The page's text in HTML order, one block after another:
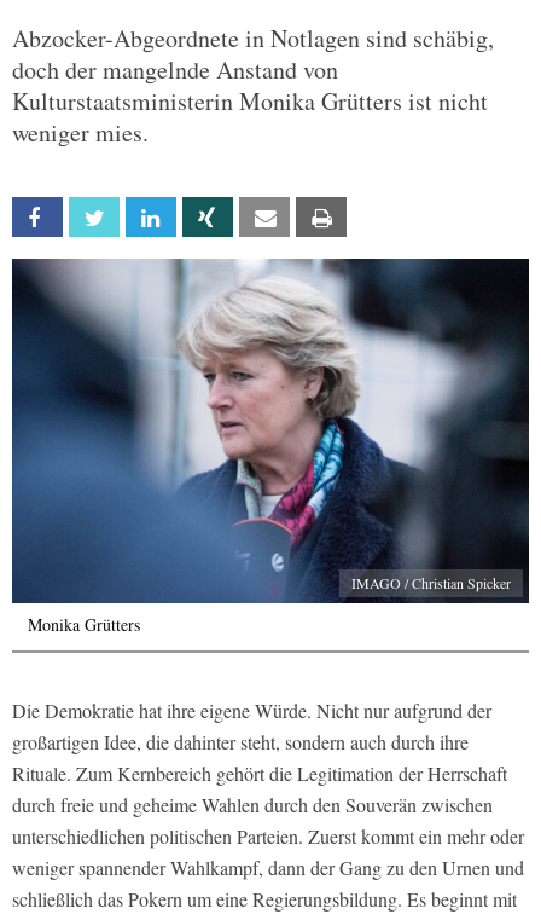
Abzocker-Abgeordnete in Notlagen sind schäbig,
doch der mangelnde Anstand von
Kulturstaatsministerin Monika Grütters ist nicht
weniger mies.
Facebook Twitter Linkedin Xing Email
IMAGO / Christian Spicker
Monika Grütters
Die Demokratie hat ihre eigene Würde. Nicht nur aufgrund der
großartigen Idee, die dahinter steht, sondern auch durch ihre
Rituale. Zum Kernbereich gehört die Legitimation der Herrschaft
durch freie und geheime Wahlen durch den Souverän zwischen
unterschiedlichen politischen Parteien. Zuerst kommt ein mehr oder
weniger spannender Wahlkampf, dann der Gang zu den Urnen und
schließlich das Pokern um eine Regierungsbildung. Es beginnt mit